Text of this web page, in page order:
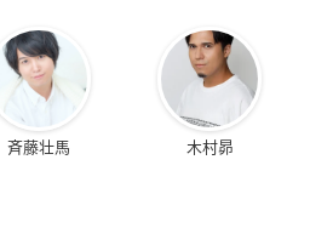
斉藤壮馬 木村昴